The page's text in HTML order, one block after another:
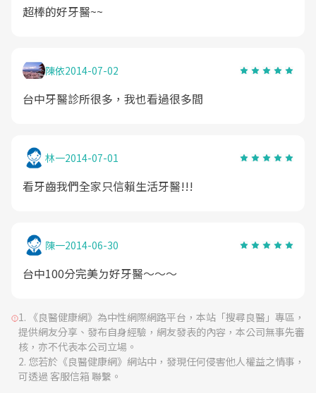
超棒的好牙醫~~
陳依2014-07-02
台中牙醫診所很多，我也看過很多間
林一2014-07-01
看牙齒我們全家只信賴生活牙醫!!!
陳一2014-06-30
台中100分完美ㄉ好牙醫～～～
《良醫健康網》為中性網際網路平台，本站「搜尋良醫」專區，
提供網友分享、發布自身經驗，網友發表的內容，本公司無事先審
核，亦不代表本公司立場。
您若於《良醫健康網》網站中，發現任何侵害他人權益之情事，
可透過 客服信箱 聯繫。